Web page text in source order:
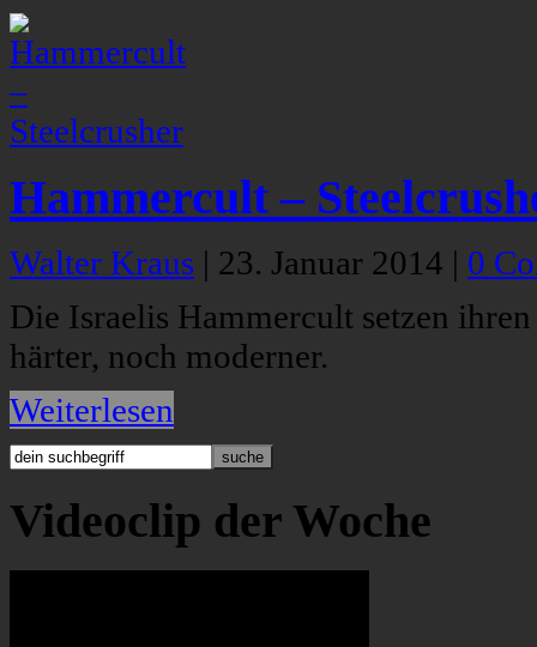
Hammercult –
Walter Kraus | 23. Januar 2014 | 0
Die Israelis Hammercult setzen
härter, noch moderner.
Weiterlesen
Videoclip der Woche